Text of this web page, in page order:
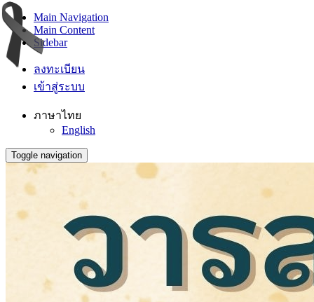
Main Navigation
Main Content
Sidebar
ลงทะเบียน
เข้าสู่ระบบ
ภาษาไทย
English
Toggle navigation